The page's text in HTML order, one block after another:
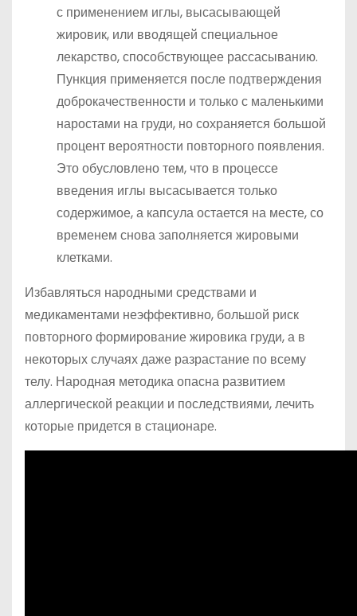
с применением иглы, высасывающей
жировик, или вводящей специальное
лекарство, способствующее рассасыванию.
Пункция применяется после подтверждения
доброкачественности и только с маленькими
наростами на груди, но сохраняется большой
процент вероятности повторного появления.
Это обусловлено тем, что в процессе
введения иглы высасывается только
содержимое, а капсула остается на месте, со
временем снова заполняется жировыми
клетками.
Избавляться народными средствами и
медикаментами неэффективно, большой риск
повторного формирование жировика груди, а в
некоторых случаях даже разрастание по всему
телу. Народная методика опасна развитием
аллергической реакции и последствиями, лечить
которые придется в стационаре.